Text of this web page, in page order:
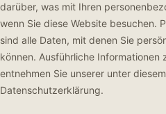
darüber, was mit Ihren
wenn Sie diese Website besuchen.
sind alle Daten, mit denen Sie
können. Ausführliche Informationen
entnehmen Sie unserer unter
Datenschutzerklärung.